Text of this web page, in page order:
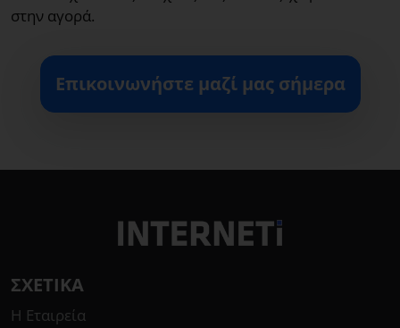
στην αγορά.
Επικοινωνήστε μαζί μας σήμερα
ΣΧΕΤΙΚΆ
Η Εταιρεία